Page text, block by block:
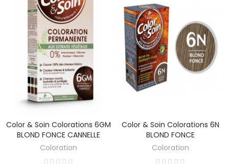
Color & Soin Colorations 6GM
BLOND FONCE CANNELLE
Coloration
Color & Soin Colorations 6N
BLOND FONCE
Coloration